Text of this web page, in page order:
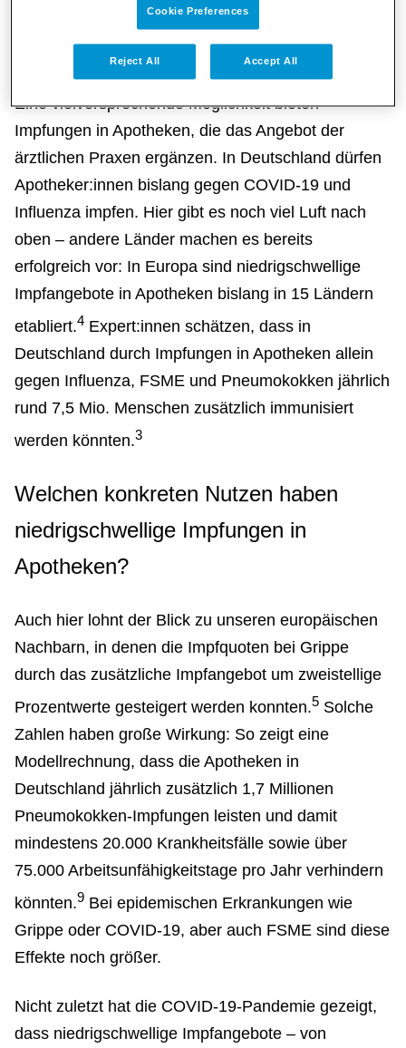
Menschen in Deutschland einfacher
machen?
Eine vielversprechende Möglichkeit bieten
Impfungen in Apotheken, die das Angebot der
ärztlichen Praxen ergänzen. In Deutschland dürfen
Apotheker:innen bislang gegen COVID-19 und
Influenza impfen. Hier gibt es noch viel Luft nach
oben – andere Länder machen es bereits
erfolgreich vor: In Europa sind niedrigschwellige
Impfangebote in Apotheken bislang in 15 Ländern
etabliert.4 Expert:innen schätzen, dass in
Deutschland durch Impfungen in Apotheken allein
gegen Influenza, FSME und Pneumokokken jährlich
rund 7,5 Mio. Menschen zusätzlich immunisiert
werden könnten.3
Welchen konkreten Nutzen haben
niedrigschwellige Impfungen in
Apotheken?
Auch hier lohnt der Blick zu unseren europäischen
Nachbarn, in denen die Impfquoten bei Grippe
durch das zusätzliche Impfangebot um zweistellige
Prozentwerte gesteigert werden konnten.5 Solche
Zahlen haben große Wirkung: So zeigt eine
Modellrechnung, dass die Apotheken in
Deutschland jährlich zusätzlich 1,7 Millionen
Pneumokokken-Impfungen leisten und damit
mindestens 20.000 Krankheitsfälle sowie über
75.000 Arbeitsunfähigkeitstage pro Jahr verhindern
könnten.9 Bei epidemischen Erkrankungen wie
Grippe oder COVID-19, aber auch FSME sind diese
Effekte noch größer.
Nicht zuletzt hat die COVID-19-Pandemie gezeigt,
dass niedrigschwellige Impfangebote – von
Cookie Preferences
Reject All Accept All